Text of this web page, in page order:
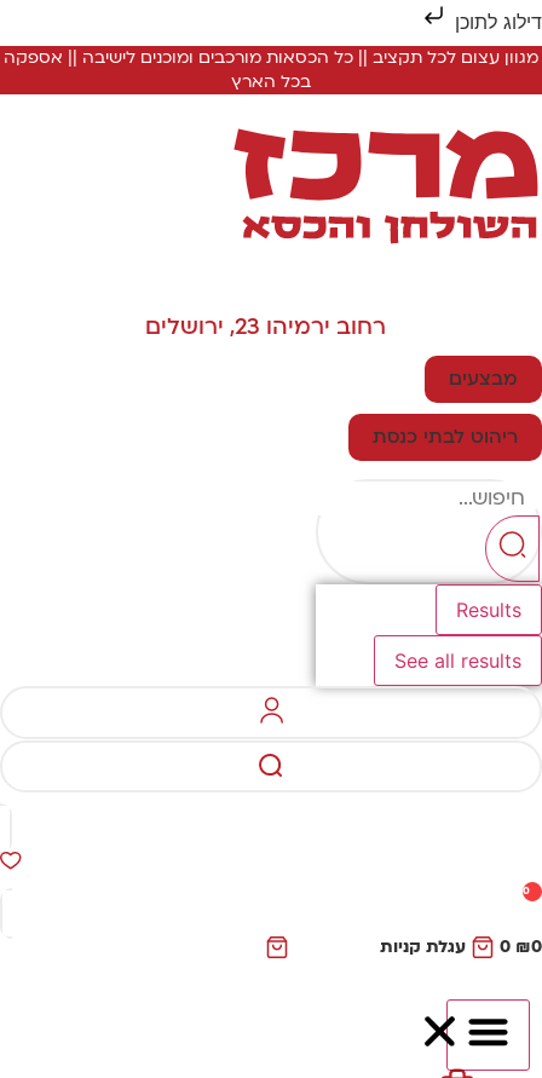
לתוכן
מגוון עצום לכל תקציב || כל הכסאות מורכבים ומוכנים לישיבה || אספקה
בכל הארץ
רחוב ירמיהו 23, ירושלים
מבצעים
ריהוט לבתי כנסת
Results
See all results
0
₪
0 עגלת קניות